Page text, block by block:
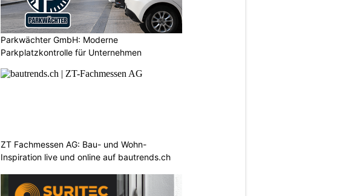
Parkwächter GmbH: Moderne
Parkplatzkontrolle für Unternehmen
ZT Fachmessen AG: Bau- und Wohn-
Inspiration live und online auf bautrends.ch